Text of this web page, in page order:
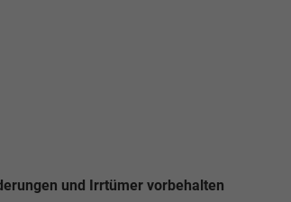
und Irrtümer vorbehalten